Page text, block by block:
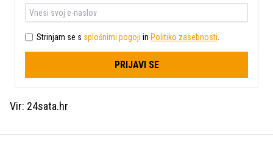
Strinjam se s splošnimi pogoji in Politiko zasebnosti
PRIJAVI SE
Vir: 24sata.hr